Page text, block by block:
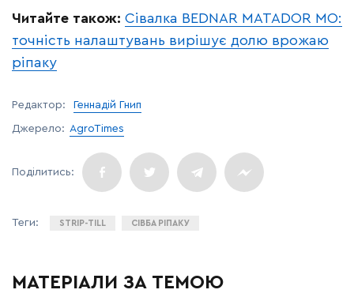
Читайте також: Сівалка BEDNAR MATADOR MO:
точність налаштувань вирішує долю врожаю
ріпаку
Редактор: Геннадій Гнип
Джерело: AgroTimes
STRIP-TILL СІВБА РІПАКУ
МАТЕРІАЛИ ЗА ТЕМОЮ